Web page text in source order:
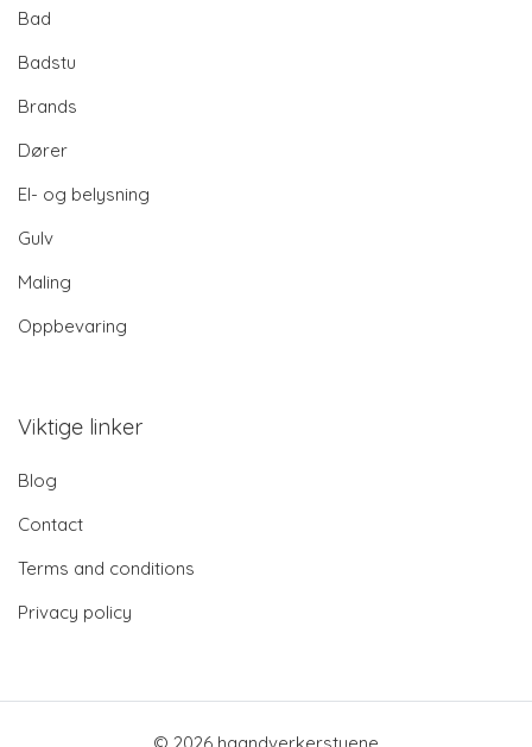
Bad
Badstu
Brands
Dører
El- og belysning
Gulv
Maling
Oppbevaring
Viktige linker
Blog
Contact
Terms and conditions
Privacy policy
© 2026 haandverkerstuene